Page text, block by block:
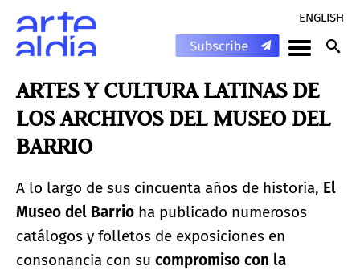
ENGLISH
ARTES Y CULTURA LATINAS DE
LOS ARCHIVOS DEL MUSEO DEL
BARRIO
A lo largo de sus cincuenta años de historia, El
Museo del Barrio ha publicado numerosos
catálogos y folletos de exposiciones en
consonancia con su compromiso con la